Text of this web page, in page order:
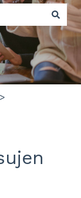
on tyhjä.